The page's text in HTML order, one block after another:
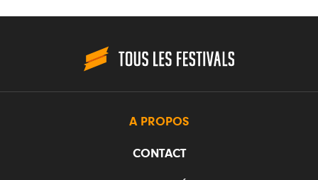
A PROPOS
CONTACT